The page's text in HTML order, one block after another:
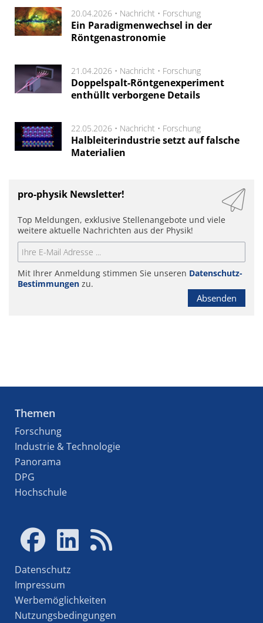
20.04.2026 • Nachricht • Forschung
Ein Paradigmenwechsel in der
Röntgenastronomie
21.04.2026 • Nachricht • Forschung
Doppelspalt-Röntgenexperiment
enthüllt verborgene Details
22.05.2026 • Nachricht • Forschung
Halbleiterindustrie setzt auf falsche
Materialien
pro-physik Newsletter!
Top Meldungen, exklusive Stellenangebote und viele
weitere aktuelle Nachrichten aus der Physik!
Mit Ihrer Anmeldung stimmen Sie unseren Datenschutz-
Bestimmungen zu.
Absenden
Themen
Forschung
Industrie & Technologie
Panorama
DPG
Hochschule
Datenschutz
Impressum
Werbemöglichkeiten
Nutzungsbedingungen